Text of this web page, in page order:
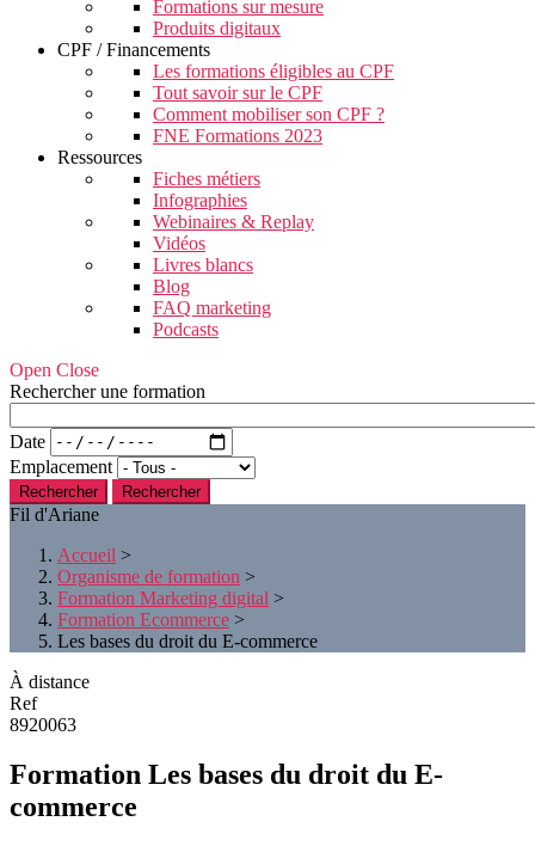
Formations sur mesure
Produits digitaux
CPF / Financements
Les formations éligibles au CPF
Tout savoir sur le CPF
Comment mobiliser son CPF ?
FNE Formations 2023
Ressources
Fiches métiers
Infographies
Webinaires & Replay
Vidéos
Livres blancs
Blog
FAQ marketing
Podcasts
Open Close
Rechercher une formation
Date
Emplacement
Rechercher
Fil d'Ariane
Accueil >
Organisme de formation >
Formation Marketing digital >
Formation Ecommerce >
Les bases du droit du E-commerce
À distance
Ref
8920063
Formation Les bases du droit du E-
commerce